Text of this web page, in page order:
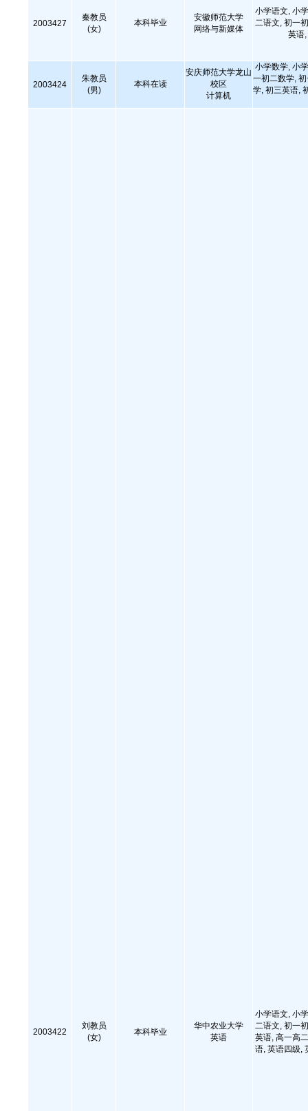
2003427
秦教员
(女)
本科毕业
安徽师范大学
网络与新媒体
小学语文, 小
二语文, 初一
英语
2003424
朱教员
(男)
本科在读
安庆师范大学龙山
校区
计算机
小学数学, 小
一初二数学,
学, 初三英语,
2003422
刘教员
(女)
本科毕业
华中农业大学
英语
小学语文, 小
二语文, 初一
英语, 高一高
语, 英语四级,